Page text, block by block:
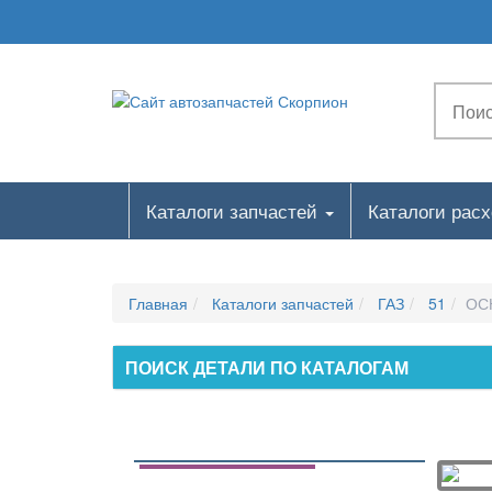
Каталоги запчастей Каталоги
Главная Каталоги запчастей ГАЗ 51
ПОИСК ДЕТАЛИ ПО КАТАЛОГАМ
БЛОК ЦИЛИНДРОВ
РАСПРЕДЕЛИТЕЛЬНЫЙ ВАЛ
МАСЛО ПРИЕМНИК
МАСЛЯНЫЙ НАСОС